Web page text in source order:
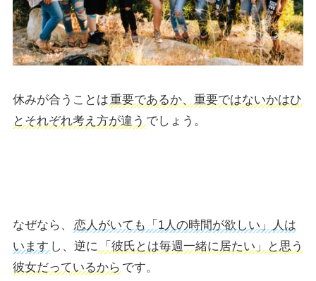
休みが合うことは重要であるか、重要ではないかはひ
とそれぞれ考え方が違う でしょう。
なぜなら、
恋人がいても「1人の時間が欲しい」人は
います し、逆に
「彼氏とは毎週一緒に居たい」と思う
彼女だっているから です。